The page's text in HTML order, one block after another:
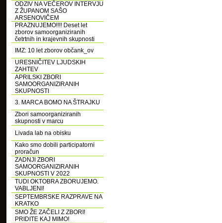
ODZIV NA VEČEROV INTERVJU
Z ŽUPANOM SAŠO
ARSENOVIČEM
PRAZNUJEMO!!!! Deset let
zborov samoorganiziranih
četrtnih in krajevnih skupnosti
IMZ: 10 let zborov občank_ov
URESNIČITEV LJUDSKIH
ZAHTEV
APRILSKI ZBORI
SAMOORGANIZIRANIH
SKUPNOSTI
3. MARCA BOMO NA ŠTRAJKU
Zbori samoorganiziranih
skupnosti v marcu
Livada lab na obisku
Kako smo dobili participatorni
proračun
ZADNJI ZBORI
SAMOORGANIZIRANIH
SKUPNOSTI V 2022
TUDI OKTOBRA ZBORUJEMO.
VABLJENI!
SEPTEMBRSKE RAZPRAVE NA
KRATKO
SMO ŽE ZAČELI Z ZBORI!
PRIDITE KAJ MIMO!